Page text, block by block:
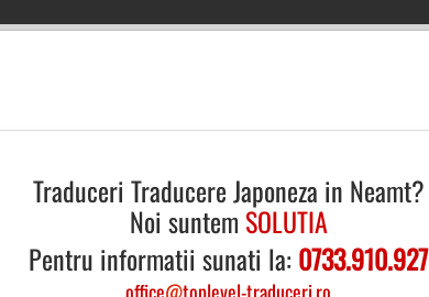
Traduceri Traducere Japoneza in Neamt?
Noi suntem SOLUTIA
Pentru informatii sunati la: 0733.910.927